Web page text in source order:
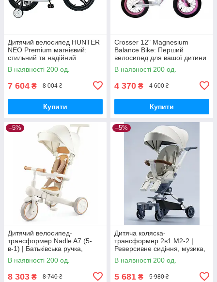
Дитячий велосипед HUNTER
NEO Premium магнієвий:
стильний та надійний
В наявності 200 од.
7 604 ₴ 8 004 ₴
Купити
Crosser 12" Magnesium
Balance Bike: Перший
велосипед для вашої дитини
4544
В наявності 200 од.
4 370 ₴ 4 600 ₴
Купити
–5%
Дитячий велосипед-
трансформер Nadle A7 (5-
в-1) | Батьківська ручка,
бортик безпеки, підніжка
В наявності 200 од.
8 303 ₴ 8 740 ₴
–5%
Дитяча коляска-
трансформер 2в1 M2-2 |
Реверсивне сидіння, музика,
підсвічування та алюмінієва
рама
В наявності 200 од.
5 681 ₴ 5 980 ₴